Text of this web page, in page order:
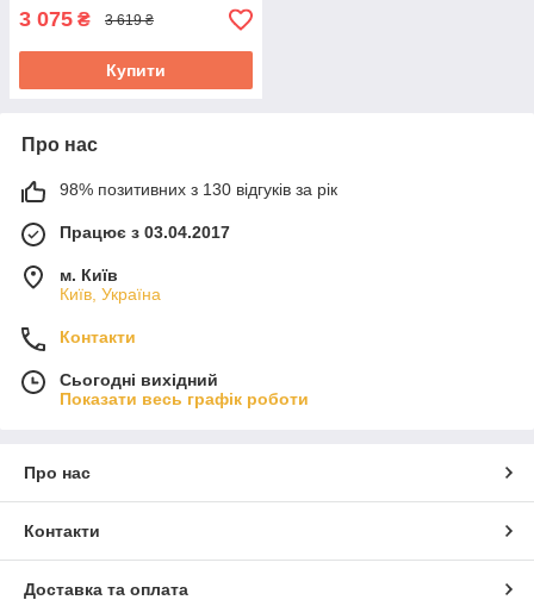
3 075 ₴ 3 619 ₴
Купити
Про нас
98% позитивних з 130 відгуків за рік
Працює з 03.04.2017
м. Київ
Київ, Україна
Контакти
Сьогодні вихідний
Показати весь графік роботи
Про нас
Контакти
Доставка та оплата